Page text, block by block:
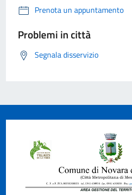
Prenota un appuntamento
Problemi in città
Segnala disservizio